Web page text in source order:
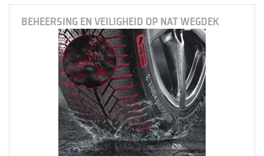
BEHEERSING EN VEILIGHEID OP NAT WEGDEK